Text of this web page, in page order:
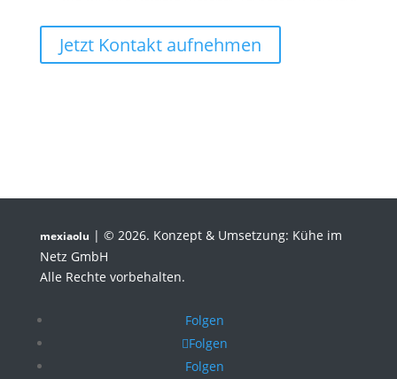
Jetzt Kontakt aufnehmen
mexiaolu | © 2026. Konzept & Umsetzung: Kühe im
Netz GmbH
Alle Rechte vorbehalten.
Folgen
Folgen
Folgen